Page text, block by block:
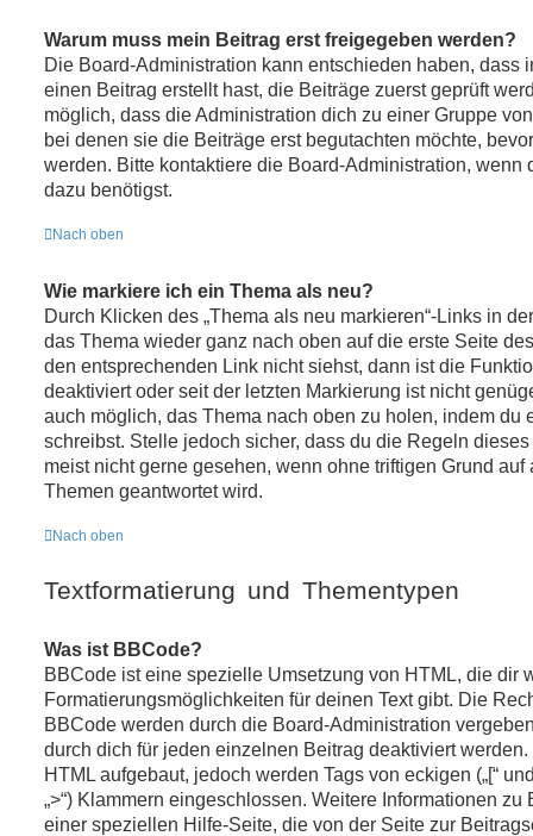
Warum muss mein Beitrag erst freigegeben werden?
Die Board-Administration kann entschieden haben, dass
einen Beitrag erstellt hast, die Beiträge zuerst geprüft
möglich, dass die Administration dich zu einer Gruppe
bei denen sie die Beiträge erst begutachten möchte,
werden. Bitte kontaktiere die Board-Administration, wenn
dazu benötigst.
Nach oben
Wie markiere ich ein Thema als neu?
Durch Klicken des „Thema als neu markieren“-Links in
das Thema wieder ganz nach oben auf die erste Seite
den entsprechenden Link nicht siehst, dann ist die
deaktiviert oder seit der letzten Markierung ist nicht
auch möglich, das Thema nach oben zu holen, indem du
schreibst. Stelle jedoch sicher, dass du die Regeln
meist nicht gerne gesehen, wenn ohne triftigen Grund
Themen geantwortet wird.
Nach oben
Textformatierung und Thementypen
Was ist BBCode?
BBCode ist eine spezielle Umsetzung von HTML, die dir
Formatierungsmöglichkeiten für deinen Text gibt. Die
BBCode werden durch die Board-Administration
durch dich für jeden einzelnen Beitrag deaktiviert
HTML aufgebaut, jedoch werden Tags von eckigen („[“ und
„>“) Klammern eingeschlossen. Weitere Informationen zu
einer speziellen Hilfe-Seite, die von der Seite zur